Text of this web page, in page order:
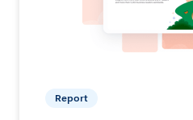
Report